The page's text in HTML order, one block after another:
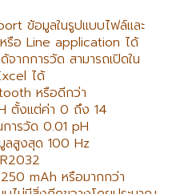
ข้อมูลในรูปแบบไฟล์และ
หรือ Line application ได้
ากการวัด สามารถเปิดใน
ได้
หรือดีกว่า
ตั้งแต่ค่า 0 ถึง 14
การวัด 0.01 pH
ลสูงสุด 100 Hz
mAh หรือมากกว่า